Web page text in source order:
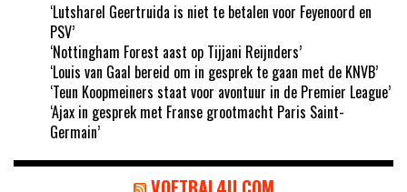
‘Lutsharel Geertruida is niet te betalen voor Feyenoord en
PSV’
‘Nottingham Forest aast op Tijjani Reijnders’
‘Louis van Gaal bereid om in gesprek te gaan met de KNVB’
‘Teun Koopmeiners staat voor avontuur in de Premier League’
‘Ajax in gesprek met Franse grootmacht Paris Saint-
Germain’